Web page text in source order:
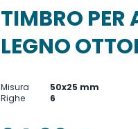
TIMBRO
LEGNO
Misura
50x25 mm
Righe
6